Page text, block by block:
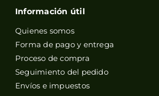
Información útil
Quienes somos
Forma de pago y entrega
Proceso de compra
Seguimiento del pedido
Envíos e impuestos